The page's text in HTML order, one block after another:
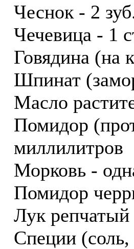
Чеснок - 2
Чечевица - 1
Говядина (на
Шпинат
Масло
Помидор
миллилитров
Морковь -
Помидор
Лук
Специи (соль,